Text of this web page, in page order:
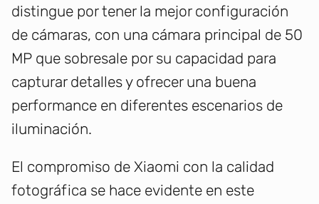
distingue por tener la mejor configuración
de cámaras, con una cámara principal de 50
MP que sobresale por su capacidad para
capturar detalles y ofrecer una buena
performance en diferentes escenarios de
iluminación.
El compromiso de Xiaomi con la calidad
fotográfica se hace evidente en este